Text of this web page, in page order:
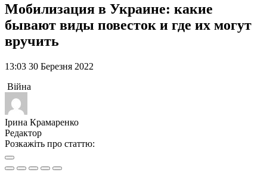
Мобилизация в Украине: какие
бывают виды повесток и где их могут
вручить
13:03 30 Березня 2022
Війна
Ірина Крамаренко
Редактор
Розкажіть про статтю: